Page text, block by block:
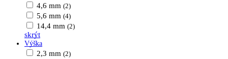
4,6 mm (2)
5,6 mm (4)
14,4 mm (2)
skrýt
Výška
2,3 mm (2)